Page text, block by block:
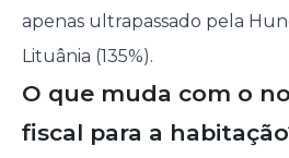
apenas ultrapassado pela
Lituânia (135%).
O que muda com o
fiscal para a